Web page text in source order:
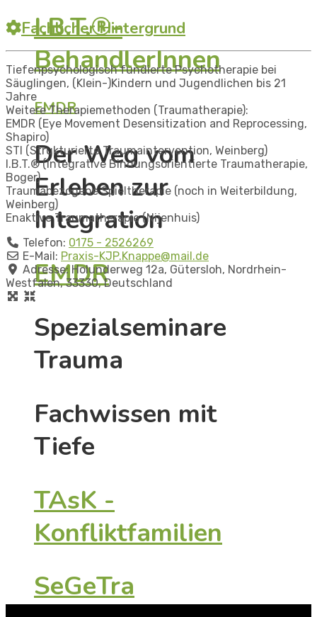
I.B.T.®-
BehandlerInnen
EMDR
Der Weg vom
Erleben zur
Integration
EMDR
Spezialseminare
Trauma
Fachwissen mit
Tiefe
TAsK -
Konfliktfamilien
SeGeTra
Fachlicher Hintergrund
Tiefenpsychologisch fundierte Psychotherapie bei
Säuglingen, (Klein-)Kindern und Jugendlichen bis 21
Jahre
Weitere Therapiemethoden (Traumatherapie):
EMDR (Eye Movement Desensitization and Reprocessing,
Shapiro)
STI (Strukturierte Traumaintervention, Weinberg)
I.B.T.® (Integrative Bindungsorientierte Traumatherapie,
Boger)
Traumabezogene Spieltherapie (noch in Weiterbildung,
Weinberg)
Enaktive Traumatherapie (Nijenhuis)
Telefon: 0175 - 2526269
E-Mail: Praxis-KJP.Knappe@mail.de
Adresse:Holunderweg 12a, Gütersloh, Nordrhein-
Westfalen,33330,Deutschland